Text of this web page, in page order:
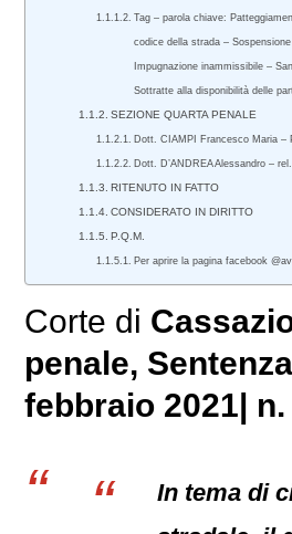
Tag – parola chiave:
codice della strada –
Impugnazione inammissibile –
Sottratte alla disponibilità delle
SEZIONE QUARTA PENALE
Dott. CIAMPI Francesco Maria –
Dott. D’ANDREA Alessandro –
RITENUTO IN FATTO
CONSIDERATO IN DIRITTO
P.Q.M.
Per aprire la pagina facebook
Corte di
penale,
febbraio 2021| n.
In tema di